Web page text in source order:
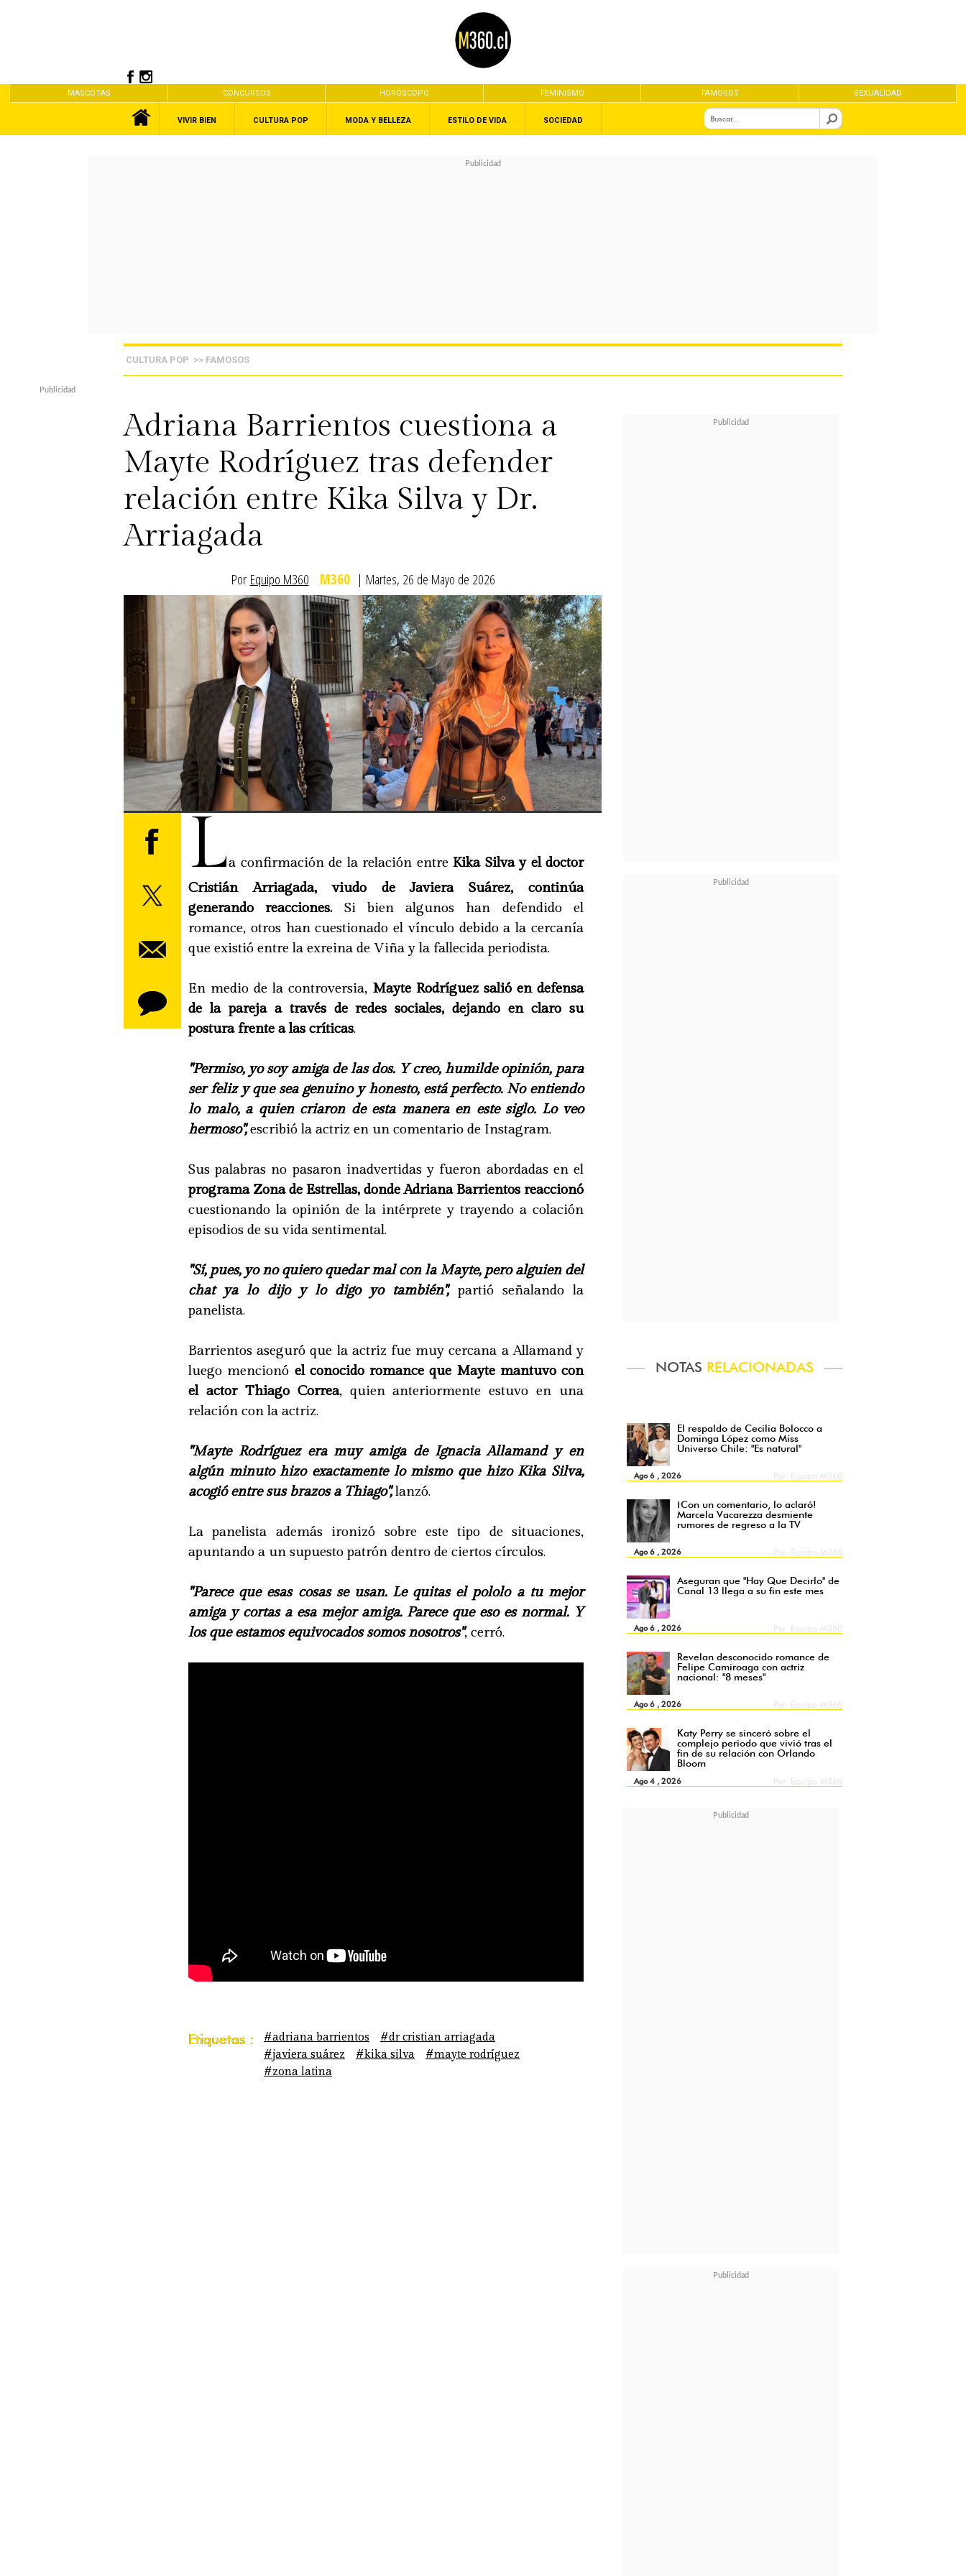
MASCOTAS CONCURSOS HORÓSCOPO FEMINISMO FAMOSOS SEXUALIDAD
VIVIR BIEN CULTURA POP MODA Y BELLEZA ESTILO DE VIDA SOCIEDAD
CULTURA POP >> FAMOSOS
Adriana Barrientos cuestiona a
Mayte Rodríguez tras defender
relación entre Kika Silva y Dr.
Arriagada
Por Equipo M360 M360 | Martes, 26 de Mayo de 2026
NOTAS RELACIONADAS
El respaldo de Cecilia Bolocco a
Dominga López como Miss
Universo Chile: "Es natural"
Ago 6 , 2026
¡Con un comentario, lo aclaró!
Marcela Vacarezza desmiente
rumores de regreso a la TV
Ago 6 , 2026
Aseguran que "Hay Que Decirlo" de
Canal 13 llega a su fin este mes
Ago 6 , 2026
Revelan desconocido romance de
Felipe Camiroaga con actriz
nacional: "8 meses"
Ago 6 , 2026
Katy Perry se sinceró sobre el
complejo periodo que vivió tras el
fin de su relación con Orlando
Bloom
Ago 4 , 2026
La confirmación de la relación entreKika Silva y el doctor
Cristián Arriagada, viudo de Javiera Suárez, continúa
generando reacciones. Si bien algunos han defendido el
romance, otros han cuestionado el vínculo debido a la cercanía
que existió entre la exreina de Viña y la fallecida periodista.
En medio de la controversia, Mayte Rodríguez salió en defensa
de la pareja a través de redes sociales, dejando en claro su
postura frente a las críticas.
"Permiso, yo soy amiga de las dos. Y creo, humilde opinión, para
ser feliz y que sea genuino y honesto, está perfecto. No entiendo
lo malo, a quien criaron de esta manera en este siglo. Lo veo
hermoso",escribió la actriz en un comentario de Instagram.
Sus palabras no pasaron inadvertidas y fueron abordadas en el
programa Zona de Estrellas, donde Adriana Barrientos reaccionó
cuestionando la opinión de la intérprete y trayendo a colación
episodios de su vida sentimental.
"Sí, pues, yo no quiero quedar mal con la Mayte, pero alguien del
chat ya lo dijo y lo digo yo también",partió señalando la
panelista.
Barrientos aseguró que la actriz fue muy cercana a Allamand y
luego mencionó el conocido romance que Mayte mantuvo con
el actor Thiago Correa, quien anteriormente estuvo en una
relación con la actriz.
"Mayte Rodríguez era muy amiga de Ignacia Allamand y en
algún minuto hizo exactamente lo mismo que hizo Kika Silva,
acogió entre sus brazos a Thiago",lanzó.
La panelista además ironizó sobre este tipo de situaciones,
apuntando a un supuesto patrón dentro de ciertos círculos.
"Parece que esas cosas se usan. Le quitas el pololo a tu mejor
amiga y cortas a esa mejor amiga. Parece que eso es normal. Y
los que estamos equivocados somos nosotros", cerró.
Etiquetas : #adriana barrientos
#dr cristian arriagada
#javiera suárez
#kika silva
#mayte rodríguez
#zona latina